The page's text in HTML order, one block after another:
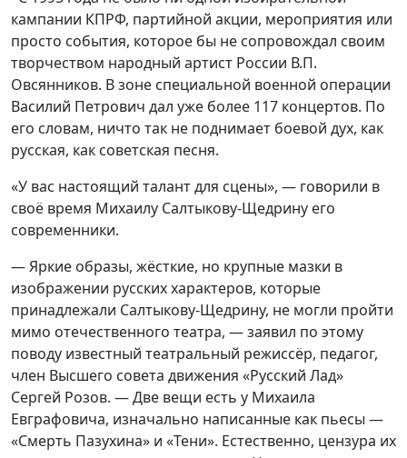
кампании КПРФ, партийной акции, мероприятия или
просто события, которое бы не сопровождал своим
творчеством народный артист России В.П.
Овсянников. В зоне специальной военной операции
Василий Петрович дал уже более 117 концертов. По
его словам, ничто так не поднимает боевой дух, как
русская, как советская песня.
«У вас настоящий талант для сцены», — говорили в
своё время Михаилу Салтыкову-Щедрину его
современники.
— Яркие образы, жёсткие, но крупные мазки в
изображении русских характеров, которые
принадлежали Салтыкову-Щедрину, не могли пройти
мимо отечественного театра, — заявил по этому
поводу известный театральный режиссёр, педагог,
член Высшего совета движения «Русский Лад»
Сергей Розов. — Две вещи есть у Михаила
Евграфовича, изначально написанные как пьесы —
«Смерть Пазухина» и «Тени». Естественно, цензура их